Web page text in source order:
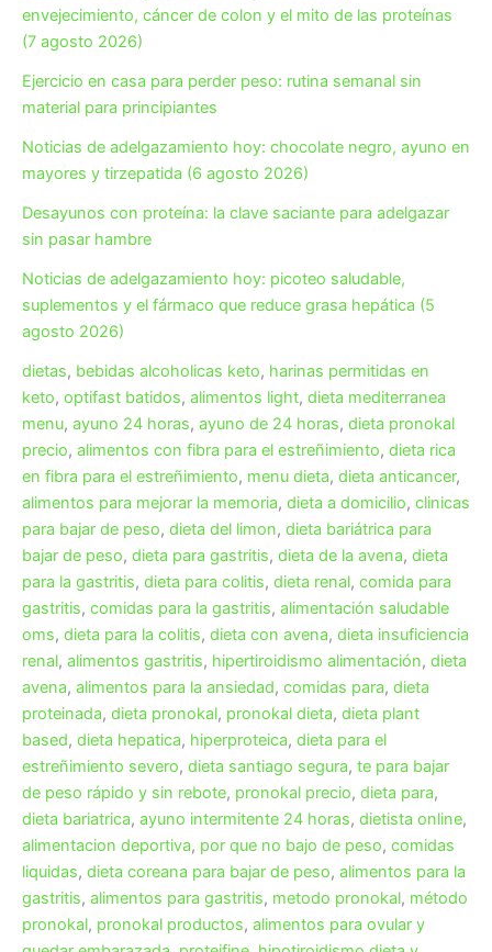
envejecimiento, cáncer de colon y el mito de las proteínas
(7 agosto 2026)
Ejercicio en casa para perder peso: rutina semanal sin
material para principiantes
Noticias de adelgazamiento hoy: chocolate negro, ayuno en
mayores y tirzepatida (6 agosto 2026)
Desayunos con proteína: la clave saciante para adelgazar
sin pasar hambre
Noticias de adelgazamiento hoy: picoteo saludable,
suplementos y el fármaco que reduce grasa hepática (5
agosto 2026)
dietas, bebidas alcoholicas keto, harinas permitidas en
keto, optifast batidos, alimentos light, dieta mediterranea
menu, ayuno 24 horas, ayuno de 24 horas, dieta pronokal
precio, alimentos con fibra para el estreñimiento, dieta rica
en fibra para el estreñimiento, menu dieta, dieta anticancer,
alimentos para mejorar la memoria, dieta a domicilio, clinicas
para bajar de peso, dieta del limon, dieta bariátrica para
bajar de peso, dieta para gastritis, dieta de la avena, dieta
para la gastritis, dieta para colitis, dieta renal, comida para
gastritis, comidas para la gastritis, alimentación saludable
oms, dieta para la colitis, dieta con avena, dieta insuficiencia
renal, alimentos gastritis, hipertiroidismo alimentación, dieta
avena, alimentos para la ansiedad, comidas para, dieta
proteinada, dieta pronokal, pronokal dieta, dieta plant
based, dieta hepatica, hiperproteica, dieta para el
estreñimiento severo, dieta santiago segura, te para bajar
de peso rápido y sin rebote, pronokal precio, dieta para,
dieta bariatrica, ayuno intermitente 24 horas, dietista online,
alimentacion deportiva, por que no bajo de peso, comidas
liquidas, dieta coreana para bajar de peso, alimentos para la
gastritis, alimentos para gastritis, metodo pronokal, método
pronokal, pronokal productos, alimentos para ovular y